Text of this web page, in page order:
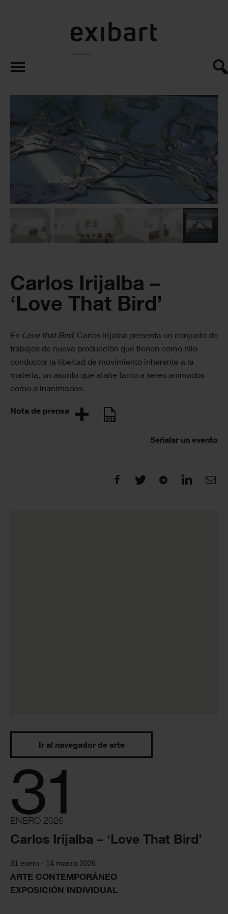
exibart.es
Carlos Irijalba –
‘Love That Bird’
En Love that Bird, Carlos Irijalba presenta un conjunto de
trabajos de nueva producción que tienen como hilo
conductor la libertad de movimiento inherente a la
materia, un asunto que atañe tanto a seres animados
como a inanimados.
Nota de prensa
Señalar un evento
Ir al navegador de arte
31
ENERO 2026
Carlos Irijalba – ‘Love That Bird’
31 enero - 14 marzo 2026
ARTE CONTEMPORÁNEO
EXPOSICIÓN INDIVIDUAL